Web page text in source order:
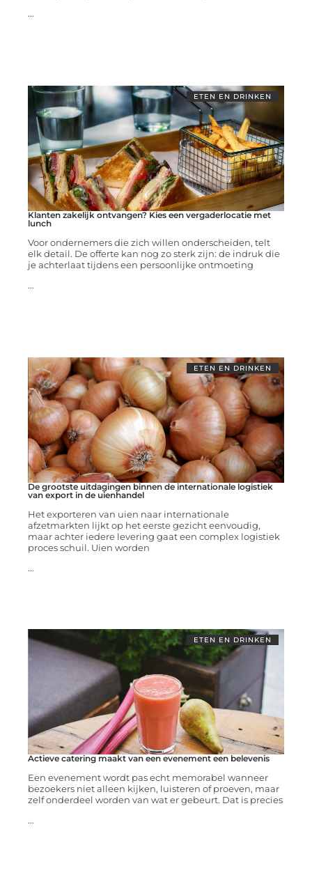
...
ETEN EN DRINKEN
Klanten zakelijk ontvangen? Kies een vergaderlocatie met
lunch
Voor ondernemers die zich willen onderscheiden, telt
elk detail. De offerte kan nog zo sterk zijn: de indruk die
je achterlaat tijdens een persoonlijke ontmoeting
...
ETEN EN DRINKEN
De grootste uitdagingen binnen de internationale logistiek
van export in de uienhandel
Het exporteren van uien naar internationale
afzetmarkten lijkt op het eerste gezicht eenvoudig,
maar achter iedere levering gaat een complex logistiek
proces schuil. Uien worden
...
ETEN EN DRINKEN
Actieve catering maakt van een evenement een belevenis
Een evenement wordt pas echt memorabel wanneer
bezoekers niet alleen kijken, luisteren of proeven, maar
zelf onderdeel worden van wat er gebeurt. Dat is precies
...